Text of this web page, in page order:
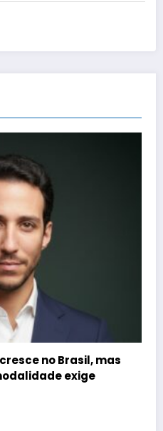
Inteligência artificial muda